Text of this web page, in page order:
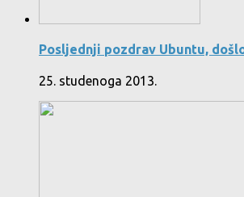
Posljednji pozdrav Ubuntu,
25. studenoga 2013.